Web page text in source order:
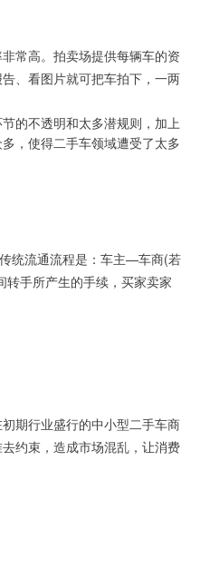
常高。 拍卖场提供每辆车的资
、看图片就可把车拍下，一两
的不透明和太多潜规则，加上
，使得二手车领域遭受了太多
统流通流程是：车主—车商(若
手所产生的手续，买家卖家
期行业盛行的中小型二手车商
约束，造成市场混乱，让消费